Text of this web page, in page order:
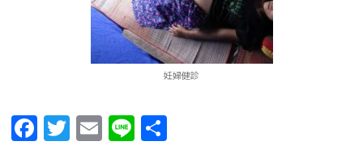
妊婦健診
Facebook
Twitter
Email
Line